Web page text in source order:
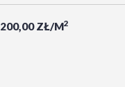
200,00 ZŁ/M2